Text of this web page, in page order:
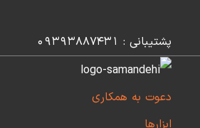
پشتیبانی : 09393887431
دعوت به همکاری
ابزارها